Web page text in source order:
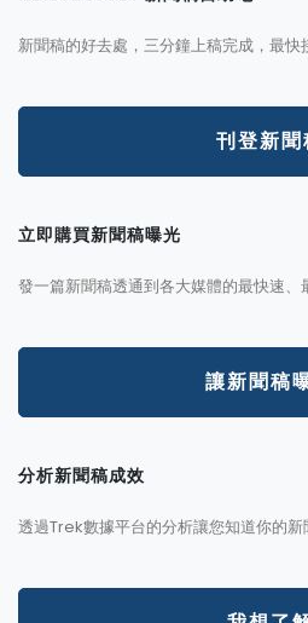
新聞稿的好去處，三分鐘上稿完成，最快
刊登新聞
立即購買新聞稿曝光
發一篇新聞稿透通到各大媒體的最快速、
讓新聞稿
分析新聞稿成效
透過Trek數據平台的分析讓您知道你的新